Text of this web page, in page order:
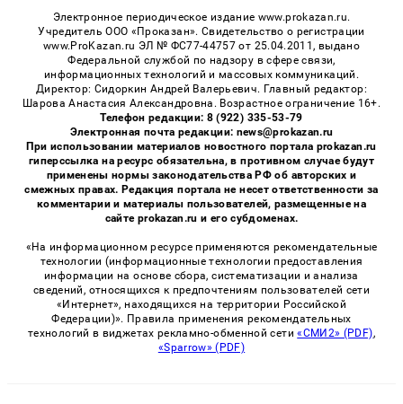
Электронное периодическое издание www.prokazan.ru.
Учредитель ООО «Проказан». Cвидетельство о регистрации
www.ProKazan.ru ЭЛ № ФС77-44757 от 25.04.2011, выдано
Федеральной службой по надзору в сфере связи,
информационных технологий и массовых коммуникаций.
Директор: Сидоркин Андрей Валерьевич. Главный редактор:
Шарова Анастасия Александровна. Возрастное ограничение 16+.
Телефон редакции: 8 (922) 335-53-79
Электронная почта редакции: news@prokazan.ru
При использовании материалов новостного портала prokazan.ru
гиперссылка на ресурс обязательна, в противном случае будут
применены нормы законодательства РФ об авторских и
смежных правах. Редакция портала не несет ответственности за
комментарии и материалы пользователей, размещенные на
сайте prokazan.ru и его субдоменах.
«На информационном ресурсе применяются рекомендательные
технологии (информационные технологии предоставления
информации на основе сбора, систематизации и анализа
сведений, относящихся к предпочтениям пользователей сети
«Интернет», находящихся на территории Российской
Федерации)». Правила применения рекомендательных
технологий в виджетах рекламно-обменной сети«СМИ2» (PDF),
«Sparrow» (PDF)